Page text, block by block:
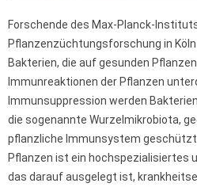
Forschende des Max-Planck-
Pflanzenzüchtungsforschung in
Bakterien, die auf gesunden
Immunreaktionen der Pflanzen
Immunsuppression werden
die sogenannte Wurzelmikrobiota,
pflanzliche Immunsystem
Pflanzen ist ein hochspezialisiertes
das darauf ausgelegt ist,